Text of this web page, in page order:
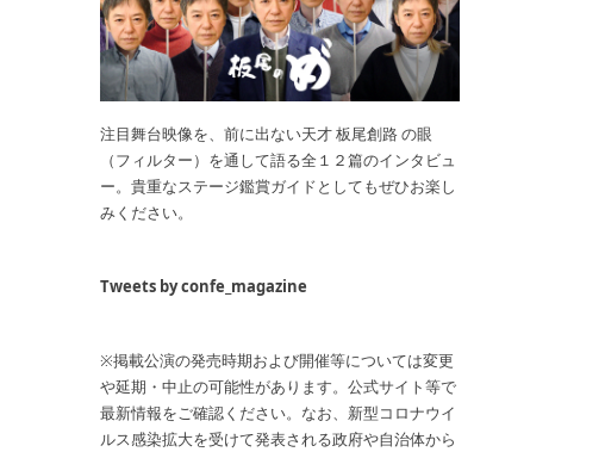
注目舞台映像を、前に出ない天才 板尾創路 の眼
（フィルター）を通して語る全１２篇のインタビュ
ー。貴重なステージ鑑賞ガイドとしてもぜひお楽し
みください。
Tweets by confe_magazine
※掲載公演の発売時期および開催等については変更
や延期・中止の可能性があります。公式サイト等で
最新情報をご確認ください。なお、新型コロナウイ
ルス感染拡大を受けて発表される政府や自治体から